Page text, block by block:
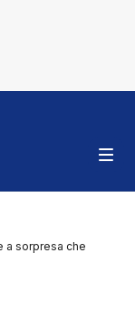
a sorpresa che